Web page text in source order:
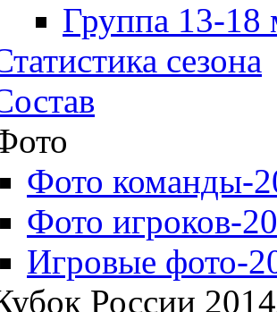
Группа 13-18
сезона
Фото команды-
Фото игроков-
Игровые фото-
России